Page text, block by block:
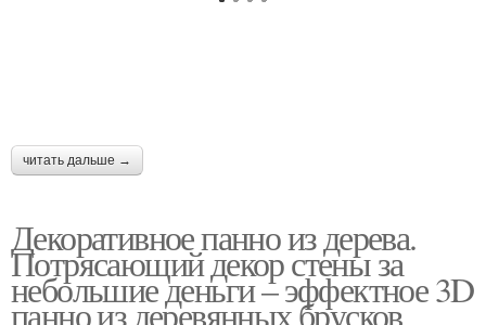
читать дальше →
Декоративное панно из дерева.
Потрясающий декор стены за
небольшие деньги – эффектное 3D
панно из деревянных брусков